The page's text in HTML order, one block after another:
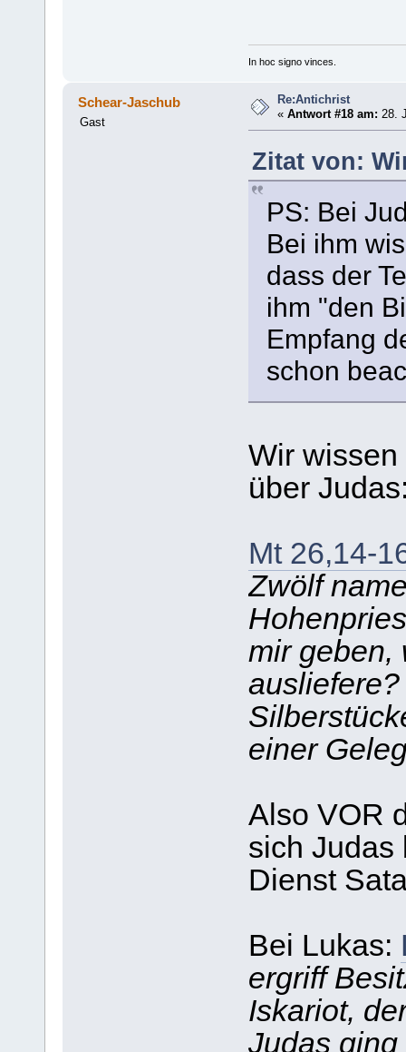
In hoc signo vinces.
Schear-Jaschub
Gast
Re:Antichrist
«Antwort #18 am: 28.
Zitat von:
PS: Bei
Bei ihm
dass der
ihm "den
Empfang
schon
Wir
über
Mt 26,14-
Zwölf
mir geben,
einer
Also VOR
sich Judas
Dienst
Bei Lukas:
ergriff
Iskariot,
Judas